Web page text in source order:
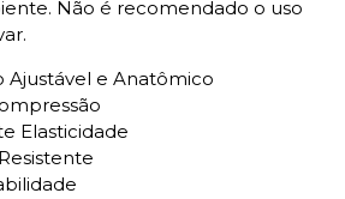
Não é recomendado o uso
Ajustável e Anatômico
Elasticidade